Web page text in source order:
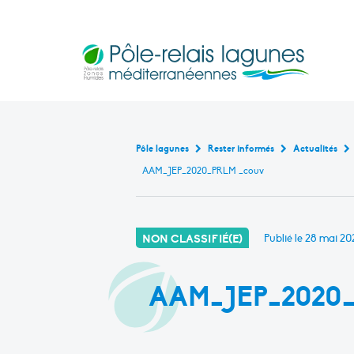
Pôle lagunes Rester informés Actualités
AAM_JEP_2020_PRLM _couv
NON CLASSIFIÉ(E) Publié le28 mai